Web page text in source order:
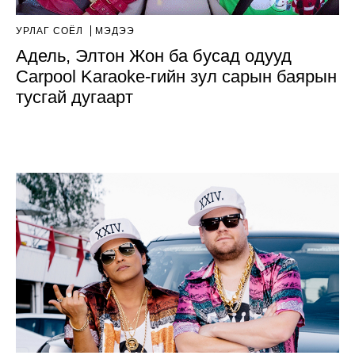
УРЛАГ СОЁЛ МЭДЭЭ
Адель, Элтон Жон ба бусад одууд
Carpool Karaoke-гийн зул сарын баярын
тусгай дугаарт